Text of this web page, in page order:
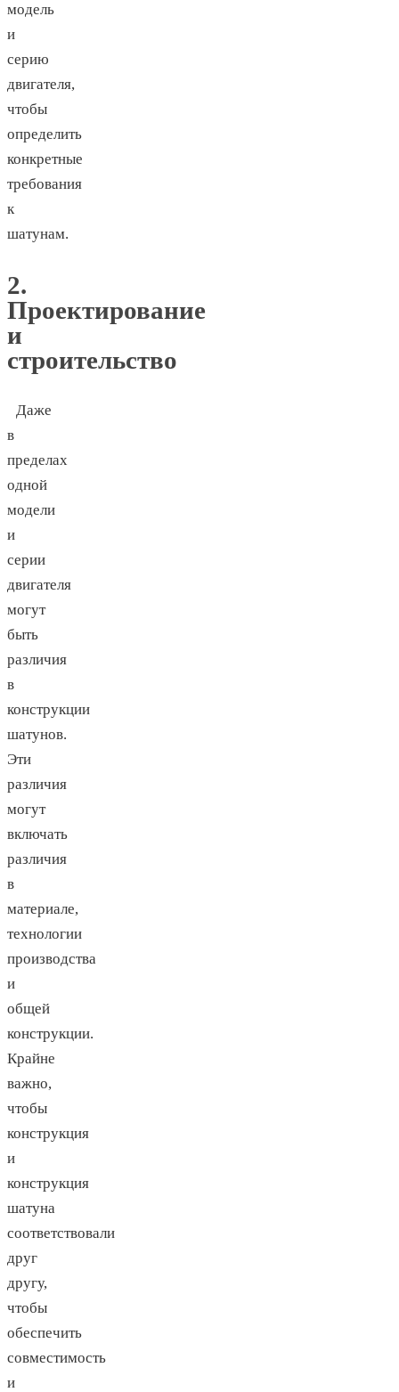
модель
и
серию
двигателя,
чтобы
определить
конкретные
требования
к
шатунам.
2.
Проектирование
и
строительство
Даже
в
пределах
одной
модели
и
серии
двигателя
могут
быть
различия
в
конструкции
шатунов.
Эти
различия
могут
включать
различия
в
материале,
технологии
производства
и
общей
конструкции.
Крайне
важно,
чтобы
конструкция
и
конструкция
шатуна
соответствовали
друг
другу,
чтобы
обеспечить
совместимость
и